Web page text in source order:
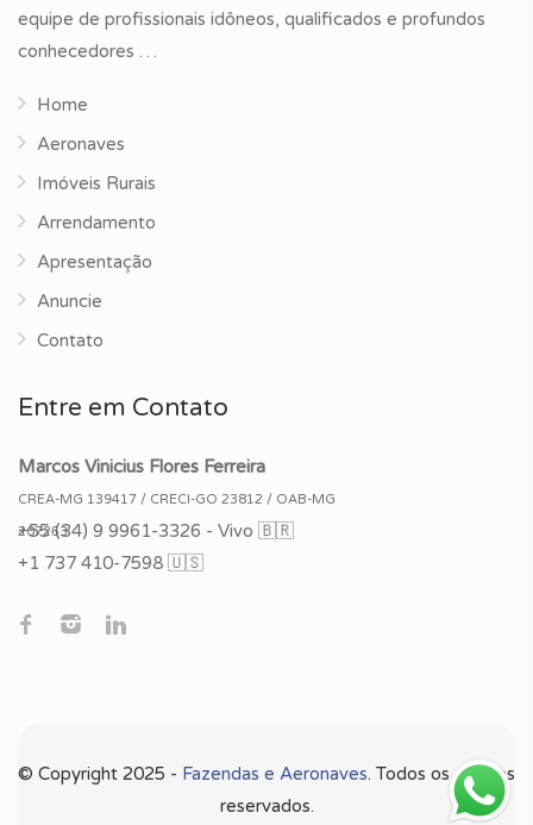
equipe de profissionais idôneos, qualificados e profundos
conhecedores …
Home
Aeronaves
Imóveis Rurais
Arrendamento
Apresentação
Anuncie
Contato
Entre em Contato
Marcos Vinicius Flores Ferreira
CREA-MG 139417 / CRECI-GO 23812 / OAB-MG
207263
+55(34) 9 9961-3326 - Vivo 🇧🇷
+1 737 410-7598 🇺🇸
©️ Copyright 2025 - Fazendas e Aeronaves. Todos os direitos
reservados.